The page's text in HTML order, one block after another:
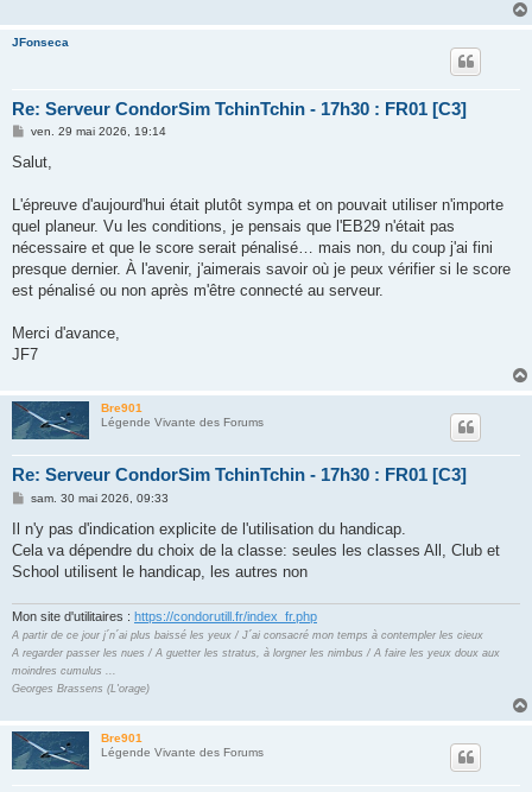
JFonseca
Re: Serveur CondorSim TchinTchin - 17h30 : FR01 [C3]
M
s
g
e
ven. 29 mai 2026, 19:14
Salut,
L'épreuve d'aujourd'hui était plutôt sympa et on pouvait utiliser n'importe
quel planeur. Vu les conditions, je pensais que l'EB29 n'était pas
nécessaire et que le score serait pénalisé… mais non, du coup j'ai fini
presque dernier. À l'avenir, j'aimerais savoir où je peux vérifier si le score
est pénalisé ou non après m'être connecté au serveur.
Merci d'avance,
JF7
Bre901
Légende Vivante des Forums
Re: Serveur CondorSim TchinTchin - 17h30 : FR01 [C3]
M
s
a
g
sam. 30 mai 2026, 09:33
Il n'y pas d'indication explicite de l'utilisation du handicap.
Cela va dépendre du choix de la classe: seules les classes All, Club et
School utilisent le handicap, les autres non
Mon site d'utilitaires : https://condorutill.fr/index_fr.php
A partir de ce jour j´n´ai plus baissé les yeux / J´ai consacré mon temps à contempler les cieux
A regarder passer les nues / A guetter les stratus, à lorgner les nimbus / A faire les yeux doux aux
moindres cumulus ...
Georges Brassens (L'orage)
Bre901
Légende Vivante des Forums